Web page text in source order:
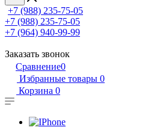
+7 (988) 235-75-05
+7 (988) 235-75-05
+7 (964) 940-99-99
Заказать звонок
Сравнение0
Избранные товары 0
Корзина 0